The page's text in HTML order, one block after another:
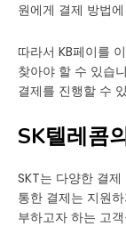
원에게 결제 방법
따라서 KB페이를
찾아야 할 수 있습
결제를 진행할 수
SK텔레콤
SKT는 다양한 결
통한 결제는 지원
부하고자 하는 고